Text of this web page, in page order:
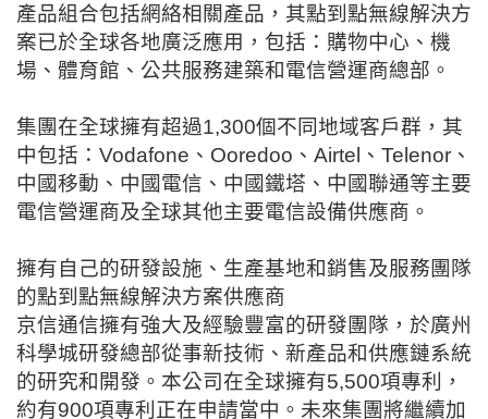
產品組合包括網絡相關產品，其點到點無線解決方
案已於全球各地廣泛應用，包括：購物中心、機
場、體育館、公共服務建築和電信營運商總部。
集團在全球擁有超過1,300個不同地域客戶群，其
中包括： Vodafone 、 Ooredoo 、 Airtel 、 Telenor 、
中國移動、中國電信、中國鐵塔、中國聯通等主要
電信營運商及全球其他主要電信設備供應商。
擁有自己的研發設施、生產基地和銷售及服務團隊
的點到點無線解決方案供應商
京信通信擁有強大及經驗豐富的研發團隊，於廣州
科學城研發總部從事新技術、新產品和供應鏈系統
的研究和開發。本公司在全球擁有5,500項專利，
約有900項專利正在申請當中。未來集團將繼續加